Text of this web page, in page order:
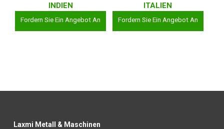
INDIEN
Fordern Sie Ein Angebot An
ITALIEN
Fordern Sie Ein Angebot An
Laxmi Metall & Maschinen